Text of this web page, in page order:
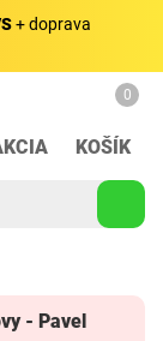
+ doprava
0
KOŠÍK
- Pavel